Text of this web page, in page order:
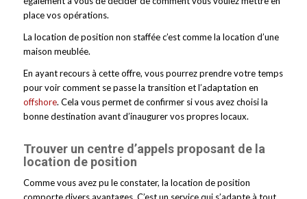
place vos opérations.
La location de position non staffée c’est comme la location d’une
maison meublée.
En ayant recours à cette offre, vous pourrez prendre votre temps
pour voir comment se passe la transition et l’adaptation en
offshore. Cela vous permet de confirmer si vous avez choisi la
bonne destination avant d’inaugurer vos propres locaux.
Trouver un centre d’appels proposant de la
location de position
Comme vous avez pu le constater, la location de position